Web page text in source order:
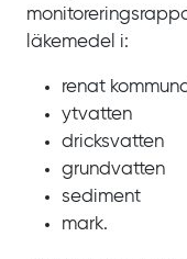
läkemedel i:
renat
ytvatten
dricksvatten
grundvatten
sediment
mark.